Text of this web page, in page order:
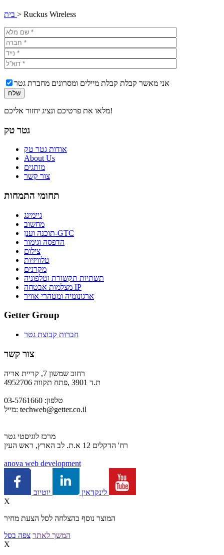
> Ruckus Wireless
אני מאשר קבלת קבלת מיילים ומסרונים מחברת גטר
מלאו את פרטיכם ונציג יחזור אליכם!
גטר טק
אודות גטר טק
About Us
מותגים
צור קשר
תחומי התמחות
גיימינג
מחשוב
תוכנה וענן-GTC
הדפסה וגימור
צילום
טלוויזיות
מקרנים
תשתיות תקשורת וטלפוניה
מצלמות אבטחה IP
ארגונומיה ומטהרי אוויר
Getter Group
חברות קבוצת גטר
צור קשר
רחוב שמשון 7, קריית אריה
ת.ד 3901 ,פתח תקווה 4952706
טלפון: 03-5761660
מייל: techweb@getter.co.il
מרכז לוגיסטי גטר
רח' הדקלים 12 א.ת. לב הארץ, ראש העין
anova web development
לינקדאין
X
המוצר נוסף בהצלחה לסל הצעת מחיר
המשך לאתר צפה בסל
X